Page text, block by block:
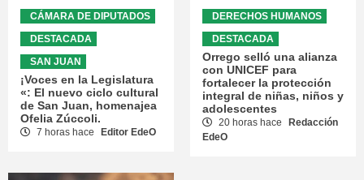
CÁMARA DE DIPUTADOS
DESTACADA
SAN JUAN
¡Voces en la Legislatura
«: El nuevo ciclo cultural
de San Juan, homenajea
Ofelia Zúccoli.
7 horas hace Editor EdeO
DERECHOS HUMANOS
DESTACADA
Orrego selló una alianza
con UNICEF para
fortalecer la protección
integral de niñas, niños y
adolescentes
20 horas hace
Redacción
EdeO